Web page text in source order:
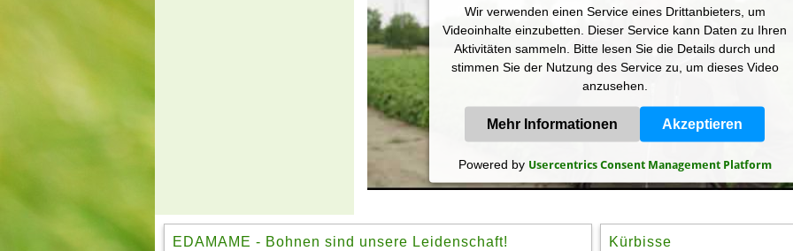
Wir verwenden einen Service eines Drittanbieters, um
Videoinhalte einzubetten. Dieser Service kann Daten zu Ihren
Aktivitäten sammeln. Bitte lesen Sie die Details durch und
stimmen Sie der Nutzung des Service zu, um dieses Video
anzusehen.
Mehr Informationen Akzeptieren
Powered by Usercentrics Consent Management Platform
EDAMAME - Bohnen sind unsere Leidenschaft! Kürbisse